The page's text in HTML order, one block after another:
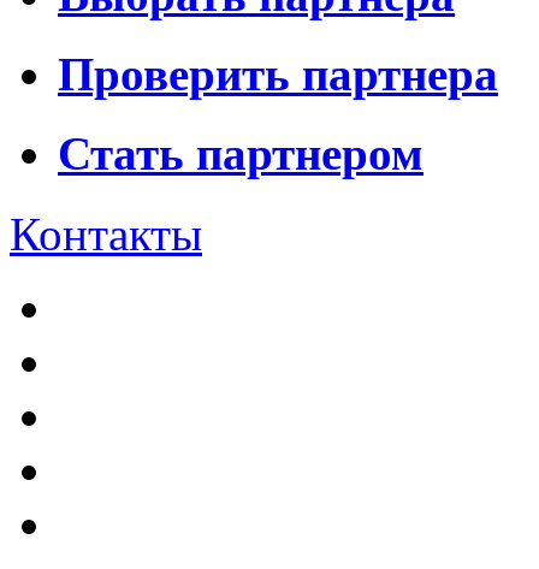
Проверить партнера
Стать партнером
Контакты